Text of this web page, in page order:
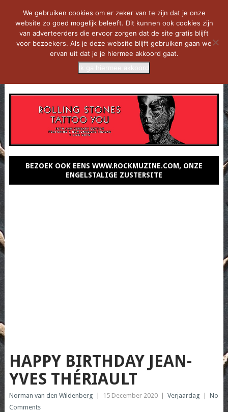
BEZOEK OOK EENS WWW.ROCKMUZINE.COM, ONZE
ENGELSTALIGE ZUSTERSITE
HAPPY BIRTHDAY JEAN-
YVES THÉRIAULT
Norman van den Wildenberg 15 December 2020 Verjaardag
No
Comments
We gebruiken cookies om er zeker van te zijn dat je onze
website zo goed mogelijk beleeft. Dit kunnen ook cookies zijn
van adverteerders die ervoor zorgen dat de site gratis blijft
voor bezoekers. Als je deze website blijft gebruiken gaan we
ervan uit dat je je hiermee akkoord gaat.
Ik ga hiermee akkoord